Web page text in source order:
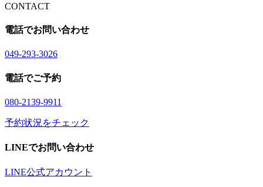
CONTACT
電話でお問い合わせ
049-293-3026
電話でご予約
080-2139-9911
予約状況をチェック
LINEでお問い合わせ
LINE公式アカウント